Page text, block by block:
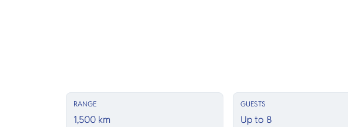
RANGE
1,500 km
GUESTS
Up to 8